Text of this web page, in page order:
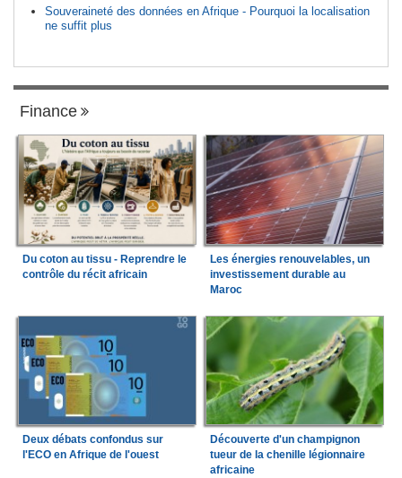
Souveraineté des données en Afrique - Pourquoi la localisation
ne suffit plus
Finance
Du coton au tissu - Reprendre le
contrôle du récit africain
Les énergies renouvelables, un
investissement durable au
Maroc
Deux débats confondus sur
l'ECO en Afrique de l'ouest
Découverte d'un champignon
tueur de la chenille légionnaire
africaine